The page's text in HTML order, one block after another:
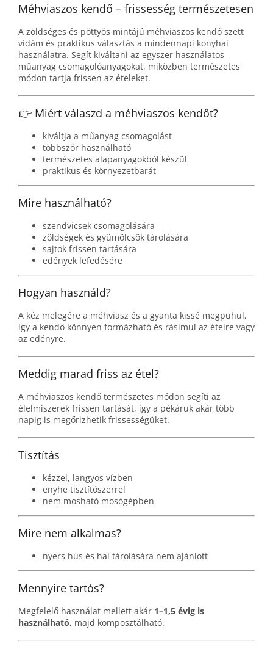
Méhviaszos kendő – frissesség természetesen
A zöldséges és pöttyös mintájú méhviaszos kendő szett
vidám és praktikus választás a mindennapi konyhai
használatra. Segít kiváltani az egyszer használatos
műanyag csomagolóanyagokat, miközben természetes
módon tartja frissen az ételeket.
👉 Miért válaszd a méhviaszos kendőt?
kiváltja a műanyag csomagolást
többször használható
természetes alapanyagokból készül
praktikus és környezetbarát
Mire használható?
szendvicsek csomagolására
zöldségek és gyümölcsök tárolására
sajtok frissen tartására
edények lefedésére
Hogyan használd?
A kéz melegére a méhviasz és a gyanta kissé megpuhul,
így a kendő könnyen formázható és rásimul az ételre vagy
az edényre.
Meddig marad friss az étel?
A méhviaszos kendő természetes módon segíti az
élelmiszerek frissen tartását, így a pékáruk akár több
napig is megőrizhetik frissességüket.
Tisztítás
kézzel, langyos vízben
enyhe tisztítószerrel
nem mosható mosógépben
Mire nem alkalmas?
nyers hús és hal tárolására nem ajánlott
Mennyire tartós?
Megfelelő használat mellett akár 1–1,5 évig is
használható, majd komposztálható.